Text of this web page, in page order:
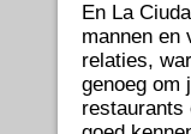
En La
mannen en
relaties,
genoeg om
restaurants